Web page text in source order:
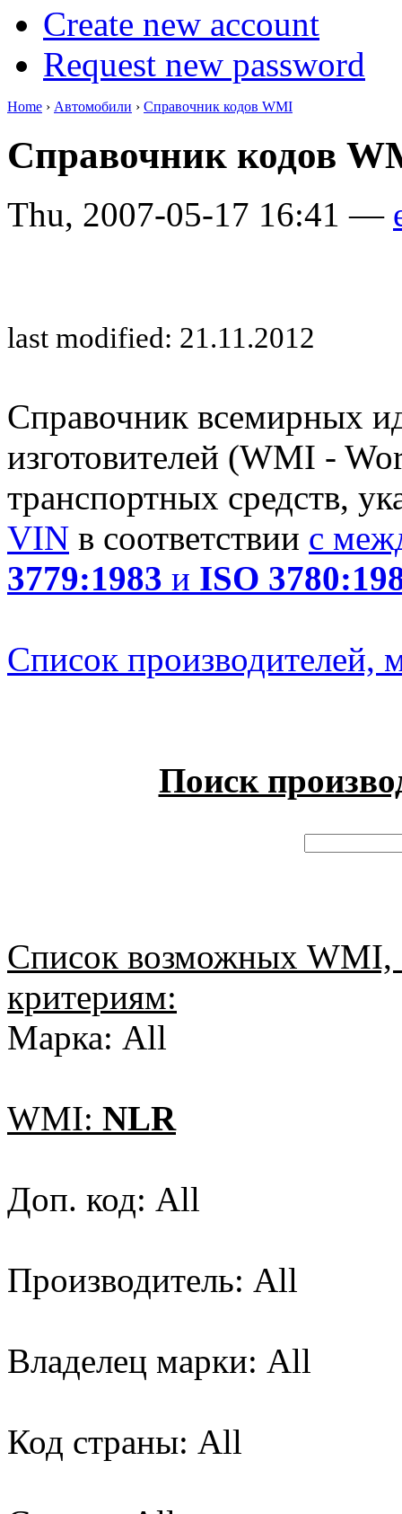
Create new account
Request new password
Home › Автомобили › Справочник кодов WMI
Справочник кодов
Thu, 2007-05-17 16:41 —
last modified: 21.11.2012
Справочник всемирных
изготовителей (WMI -
транспортных средств,
VIN в соответствии с
3779:1983 и ISO
Список производителей,
Поиск
Список возможных
критериям:
Марка: All
WMI: NLR
Доп. код: All
Производитель: All
Владелец марки: All
Код страны: All